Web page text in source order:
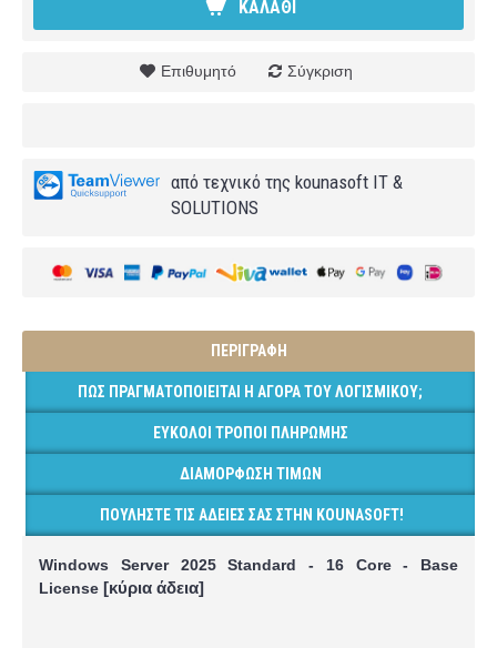
ΚΑΛΆΘΙ
Επιθυμητό Σύγκριση
από τεχνικό της kounasoft IT &
SOLUTIONS
ΠΕΡΙΓΡΑΦΉ
ΠΏΣ ΠΡΑΓΜΑΤΟΠΟΙΕΊΤΑΙ Η ΑΓΟΡΆ ΤΟΥ ΛΟΓΙΣΜΙΚΟΎ;
ΕΎΚΟΛΟΙ ΤΡΌΠΟΙ ΠΛΗΡΩΜΉΣ
ΔΙΑΜΌΡΦΩΣΗ ΤΙΜΏΝ
ΠΟΥΛΉΣΤΕ ΤΙΣ ΆΔΕΙΈΣ ΣΑΣ ΣΤΗΝ KOUNASOFT!
Windows Server 2025 Standard - 16 Core- Base
License [κύρια άδεια]